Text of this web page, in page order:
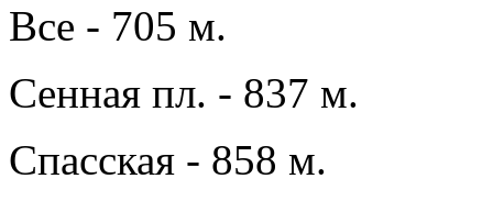
Все - 705 м.
Сенная пл. - 837 м.
Спасская - 858 м.